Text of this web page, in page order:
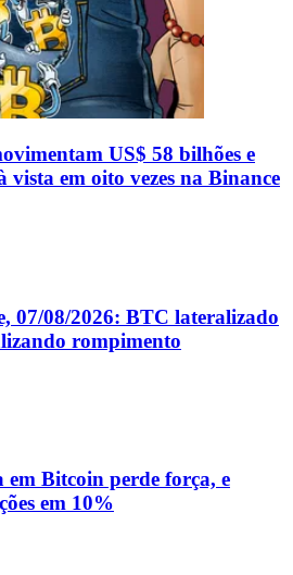
US$ 58 bilhões e
vista em oito vezes na Binance
07/08/2026: BTC lateralizado
rompimento
em Bitcoin perde força, e
em 10%